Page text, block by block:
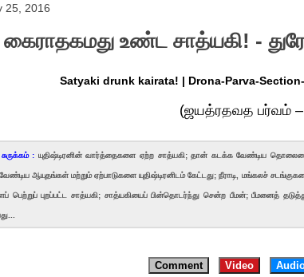
25, 2016
கைராதகமது உண்ட சாத்யகி! -
Satyaki drunk kairata! | Drona-Parva-
(ஜயத்ரதவத பர்வம் –
: யுதிஷ்டிரனின் வார்த்தைகளை ஏற்ற சாத்யகி; தான் கடக்க வேண்டிய
ஆயுதங்கள் மற்றும் ஏற்பாடுகளை யுதிஷ்டிரனிடம் கேட்டது; நீராடி, மங்கலச்
பெற்றுப் புறப்பட்ட சாத்யகி; சாத்யகியைப் பின்தொடர்ந்து சென்ற பீமன்; பீமனைத் தடுத்து
Comment Video